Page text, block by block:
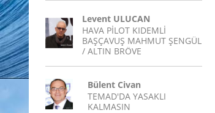
Levent ULUCAN
HAVA PİLOT KIDEMLİ
BAŞÇAVUŞ MAHMUT ŞENGÜL
/ ALTIN BRÖVE
Bülent Civan
TEMAD'DA YASAKLI
KALMASIN